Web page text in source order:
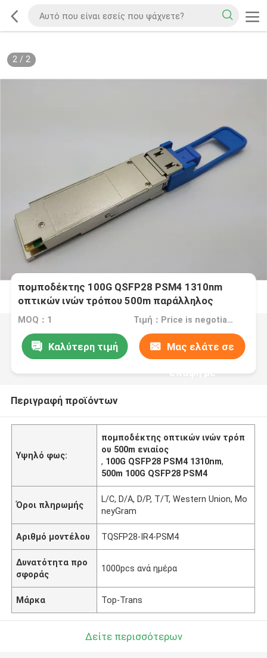
2/ 2
πομποδέκτης 100G QSFP28 PSM4 1310nm
οπτικών ινών τρόπου 500m παράλληλος
ενιαίος
MOQ：1 Τιμή：Price is negotiable
Καλύτερη τιμή Μας ελάτε σε
επαφή με
Περιγραφή προϊόντων
Υψηλό φως:
πομποδέκτης οπτικών ινών τρόπ
ου 500m ενιαίος
, 100G QSFP28 PSM4 1310nm,
500m 100G QSFP28 PSM4
Όροι πληρωμής
L/C, D/A, D/P, T/T, Western Union, Mo
neyGram
Αριθμό μοντέλου TQSFP28-IR4-PSM4
Δυνατότητα προ
σφοράς
1000pcs ανά ημέρα
Μάρκα Top-Trans
Δείτε περισσότερων